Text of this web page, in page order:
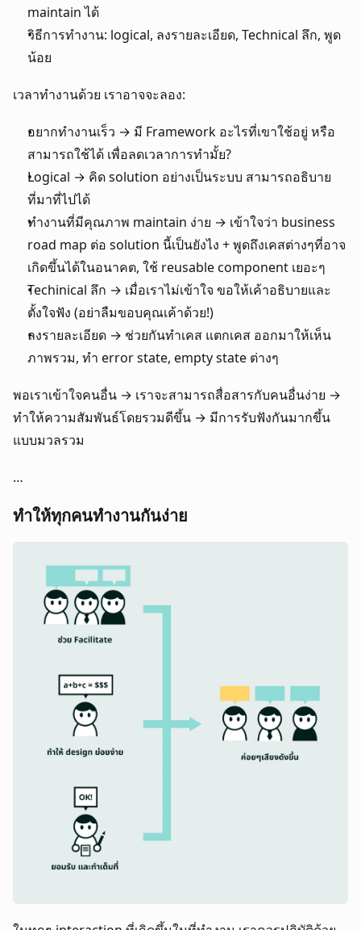
maintain ได้
วิธีการทำงาน: logical, ลงรายละเอียด, Technical ลึก, พูด
น้อย
เวลาทำงานด้วย เราอาจจะลอง:
อยากทำงานเร็ว → มี Framework อะไรที่เขาใช้อยู่ หรือ
สามารถใช้ได้ เพื่อลดเวลาการทำมั้ย?
Logical → คิด solution อย่างเป็นระบบ สามารถอธิบาย
ที่มาที่ไปได้
ทำงานที่มีคุณภาพ maintain ง่าย → เข้าใจว่า business
road map ต่อ solution นี้เป็นยังไง + พูดถึงเคสต่างๆที่อาจ
เกิดขึ้นได้ในอนาคต, ใช้ reusable component เยอะๆ
Techinical ลึก → เมื่อเราไม่เข้าใจ ขอให้เค้าอธิบายและ
ตั้งใจฟัง (อย่าลืมขอบคุณเค้าด้วย!)
ลงรายละเอียด → ช่วยกันทำเคส แตกเคส ออกมาให้เห็น
ภาพรวม, ทำ error state, empty state ต่างๆ
พอเราเข้าใจคนอื่น → เราจะสามารถสื่อสารกับคนอื่นง่าย →
ทำให้ความสัมพันธ์โดยรวมดีขึ้น → มีการรับฟังกันมากขึ้น
แบบมวลรวม
…
ทำให้ทุกคนทำงานกันง่าย